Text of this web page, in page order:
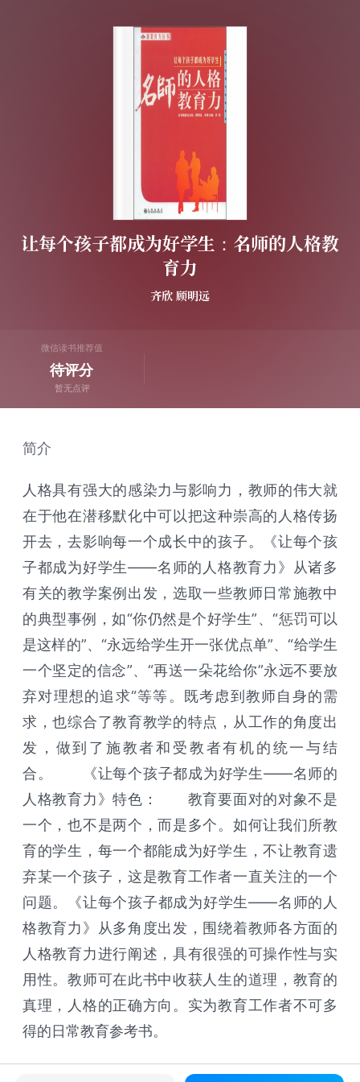
让每个孩子都成为好学生：名师的人格教
育力
齐欣 顾明远
微信读书推荐值
待评分
暂无点评
简介
人格具有强大的感染力与影响力，教师的伟大就
在于他在潜移默化中可以把这种崇高的人格传扬
开去，去影响每一个成长中的孩子。《让每个孩
子都成为好学生——名师的人格教育力》从诸多
有关的教学案例出发，选取一些教师日常施教中
的典型事例，如“你仍然是个好学生”、“惩罚可以
是这样的”、“永远给学生开一张优点单”、“给学生
一个坚定的信念”、“再送一朵花给你”永远不要放
弃对理想的追求“等等。既考虑到教师自身的需
求，也综合了教育教学的特点，从工作的角度出
发，做到了施教者和受教者有机的统一与结
合。 《让每个孩子都成为好学生——名师的
人格教育力》特色： 教育要面对的对象不是
一个，也不是两个，而是多个。如何让我们所教
育的学生，每一个都能成为好学生，不让教育遗
弃某一个孩子，这是教育工作者一直关注的一个
问题。《让每个孩子都成为好学生——名师的人
格教育力》从多角度出发，围绕着教师各方面的
人格教育力进行阐述，具有很强的可操作性与实
用性。教师可在此书中收获人生的道理，教育的
真理，人格的正确方向。实为教育工作者不可多
得的日常教育参考书。